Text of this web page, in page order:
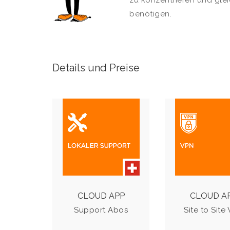
benötigen.
Details und Preise
CLOUD APP
Support Abos
SUPPORT ABOS
Für lokalen Support
stellen wir Ihnen drei
verschiedene Abos
CLOUD
Site to Site
ngen